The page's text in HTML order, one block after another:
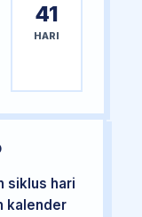
41
HARI
siklus hari
kalender